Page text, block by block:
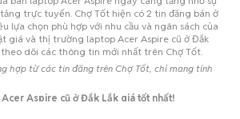
trực tuyến. Chợ Tốt hiện có 2 tin đăng bán ở
lựa chọn phù hợp với nhu cầu và ngân sách của
giá và thị trường laptop Acer Aspire cũ ở Đắk
dõi các thông tin mới nhất trên Chợ Tốt.
hợp từ các tin đăng trên Chợ Tốt, chỉ mang tính
Acer Aspire cũ ở Đắk Lắk giá tốt nhất!